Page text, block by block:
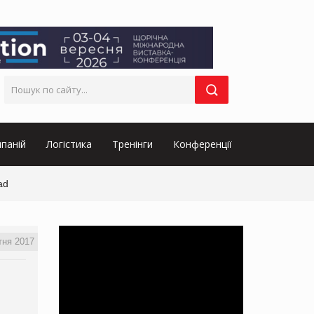
Логістика Тренінги Конференції
2017